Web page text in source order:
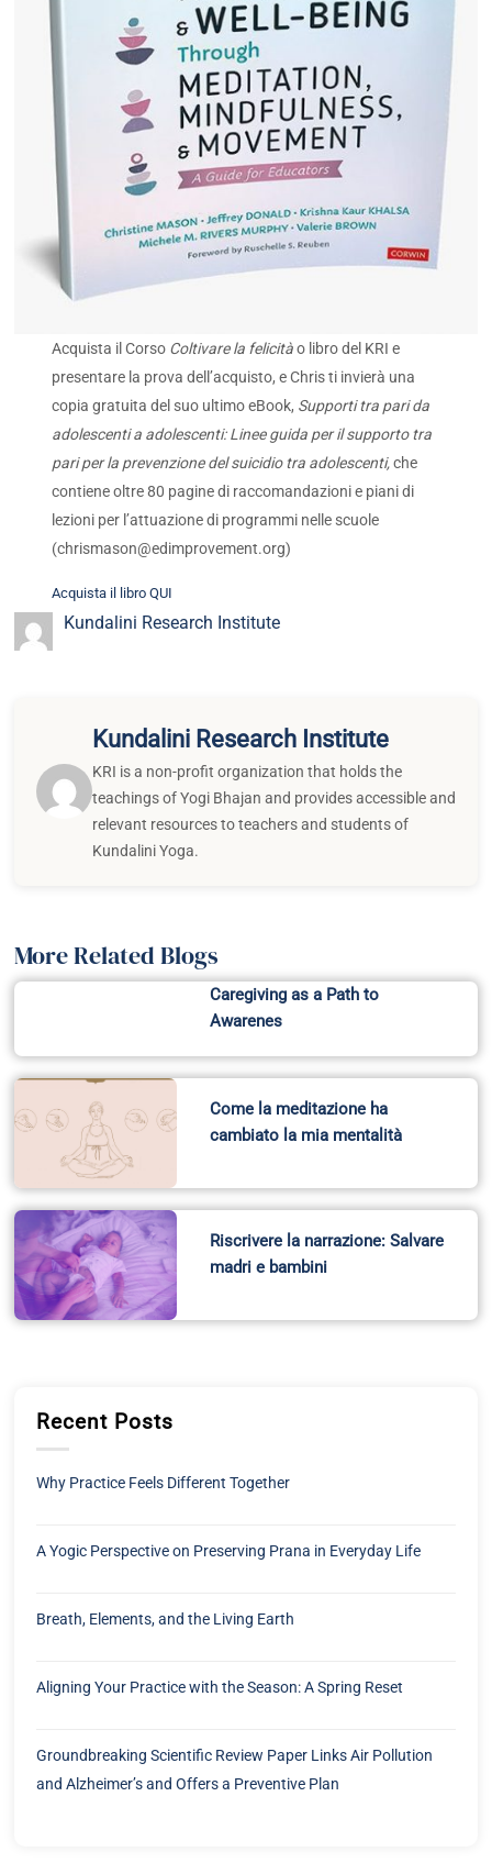
Acquista il Corso Coltivare la felicitào libro del KRI e
presentare la prova dell’acquisto, e Chris ti invierà una
copia gratuita del suo ultimo eBook, Supporti tra pari da
adolescenti a adolescenti: Linee guida per il supporto tra
pari per la prevenzione del suicidio tra adolescenti,che
contiene oltre 80 pagine di raccomandazioni e piani di
lezioni per l’attuazione di programmi nelle scuole
(chrismason@edimprovement.org)
Acquista il libro QUI
Kundalini Research Institute
Kundalini Research Institute
KRI is a non-profit organization that holds the
teachings of Yogi Bhajan and provides accessible and
relevant resources to teachers and students of
Kundalini Yoga.
More Related Blogs
Caregiving as a Path to
Awarenes
Come la meditazione ha
cambiato la mia mentalità
Riscrivere la narrazione: Salvare
madri e bambini
Recent Posts
Why Practice Feels Different Together
A Yogic Perspective on Preserving Prana in Everyday Life
Breath, Elements, and the Living Earth
Aligning Your Practice with the Season: A Spring Reset
Groundbreaking Scientific Review Paper Links Air Pollution
and Alzheimer’s and Offers a Preventive Plan